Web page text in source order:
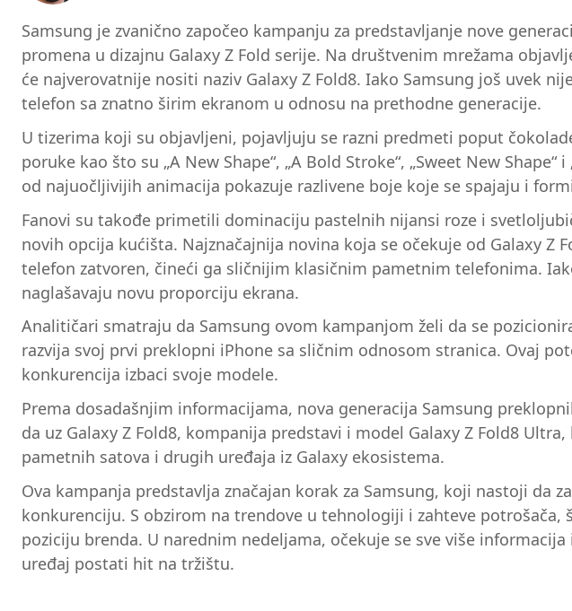
Samsung je zvanično započeo kampanju za predstavljanje nove
promena u dizajnu Galaxy Z Fold serije. Na društvenim mrežama
će najverovatnije nositi naziv Galaxy Z Fold8. Iako Samsung još uvek
telefon sa znatno širim ekranom u odnosu na prethodne generacije.
U tizerima koji su objavljeni, pojavljuju se razni predmeti poput
poruke kao što su „A New Shape“, „A Bold Stroke“, „Sweet New
od najuočljivijih animacija pokazuje razlivene boje koje se spajaju i
Fanovi su takođe primetili dominaciju pastelnih nijansi roze i
novih opcija kućišta. Najznačajnija novina koja se očekuje od Galaxy
telefon zatvoren, čineći ga sličnijim klasičnim pametnim telefonima.
naglašavaju novu proporciju ekrana.
Analitičari smatraju da Samsung ovom kampanjom želi da se
razvija svoj prvi preklopni iPhone sa sličnim odnosom stranica. Ovaj
konkurencija izbaci svoje modele.
Prema dosadašnjim informacijama, nova generacija Samsung
da uz Galaxy Z Fold8, kompanija predstavi i model Galaxy Z Fold8
pametnih satova i drugih uređaja iz Galaxy ekosistema.
Ova kampanja predstavlja značajan korak za Samsung, koji nastoji da
konkurenciju. S obzirom na trendove u tehnologiji i zahteve
poziciju brenda. U narednim nedeljama, očekuje se sve više
uređaj postati hit na tržištu.